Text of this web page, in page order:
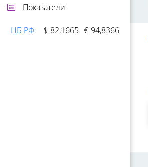
Показатели
ЦБ РФ: $ 82,1665 € 94,8366